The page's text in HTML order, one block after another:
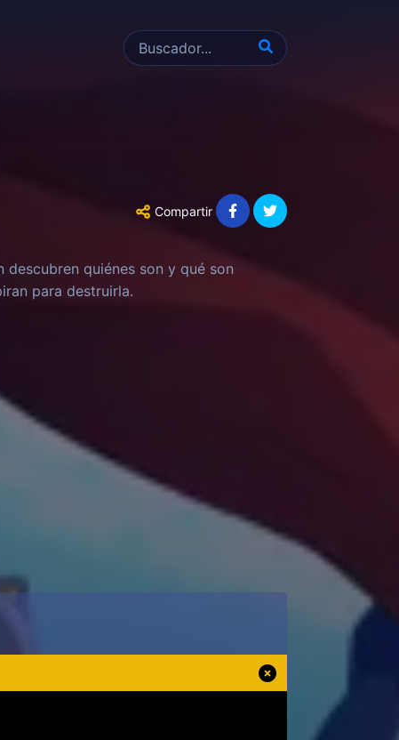
Compartir
descubren quiénes son y qué son
para destruirla.